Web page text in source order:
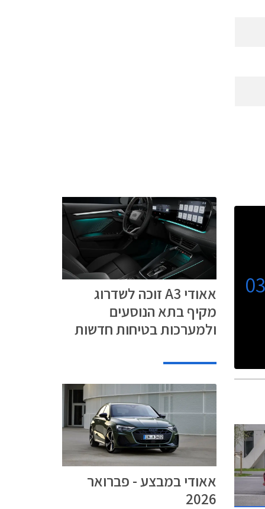
אאודי A3 זוכה לשדרוג
מקיף בתא הנוסעים
ולמערכות בטיחות חדשות
אאודי במבצע - פברואר
2026